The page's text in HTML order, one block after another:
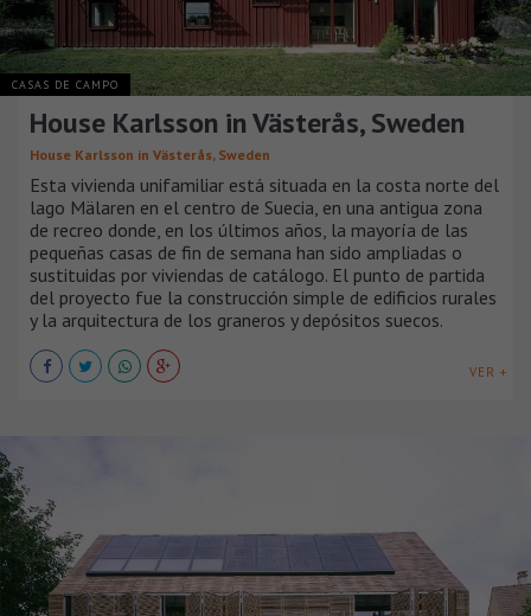
CASAS DE CAMPO
House Karlsson in Västerås, Sweden
House Karlsson in Västerås, Sweden
Esta vivienda unifamiliar está situada en la costa norte del
lago Mälaren en el centro de Suecia, en una antigua zona
de recreo donde, en los últimos años, la mayoría de las
pequeñas casas de fin de semana han sido ampliadas o
sustituidas por viviendas de catálogo. El punto de partida
del proyecto fue la construcción simple de edificios rurales
y la arquitectura de los graneros y depósitos suecos.
VER +